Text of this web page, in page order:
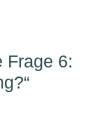
Frage 6: